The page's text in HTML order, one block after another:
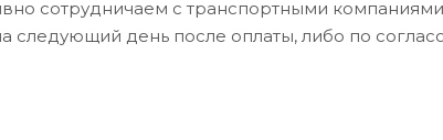
сотрудничаем с транспортными
следующий день после оплаты, либо по